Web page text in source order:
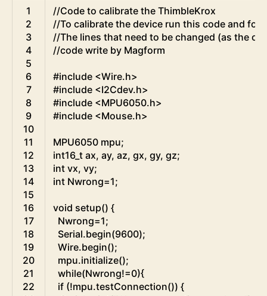
Arduino
1
2
3
4
5
6
7
8
9
10
11
12
13
14
15
16
17
18
19
20
21
22
//Code to calibrate the ThimbleKrox
//To calibrate the device run this code and
//The lines that need to be changed (as the
//code write by Magform
#include <Wire.h>
#include <I2Cdev.h>
#include <MPU6050.h>
#include <Mouse.h>
MPU6050 mpu;
int16_ t ax, ay, az, gx, gy, gz;
int vx, vy;
int Nwrong=1;
void setup() {
Nwrong=1;
Serial.begin(9600);
Wire.begin();
mpu.initialize();
while(Nwrong!=0){
if (!mpu.testConnection()) {